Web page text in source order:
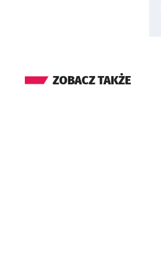
ZOBACZ TAKŻE